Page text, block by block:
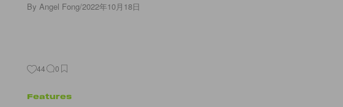
By Angel Fong/2022年10月18日
44 0
Features